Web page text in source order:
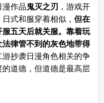
漫作品鬼灭之刃 ，游戏开
式和服穿着相似， 但在
五天后就关服。靠着玩
律管不到的灰色地带得
抄袭日漫角色相关的争
道德，但道德是最高层